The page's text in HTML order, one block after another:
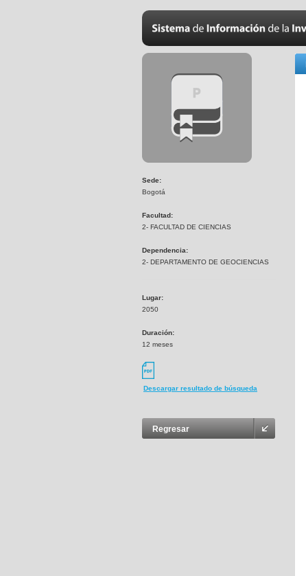
Sede:
Bogotá
Facultad:
2- FACULTAD DE CIENCIAS
Dependencia:
2- DEPARTAMENTO DE GEOCIENCIAS
Lugar:
2050
Duración:
12 meses
Descargar resultado de búsqueda
Regresar